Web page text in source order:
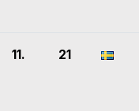
11. 21